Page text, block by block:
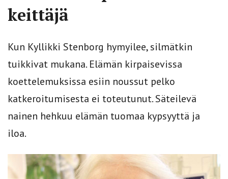
keittäjä
Kun Kyllikki Stenborg hymyilee, silmätkin
tuikkivat mukana. Elämän kirpaisevissa
koettelemuksissa esiin noussut pelko
katkeroitumisesta ei toteutunut. Säteilevä
nainen hehkuu elämän tuomaa kypsyyttä ja
iloa.